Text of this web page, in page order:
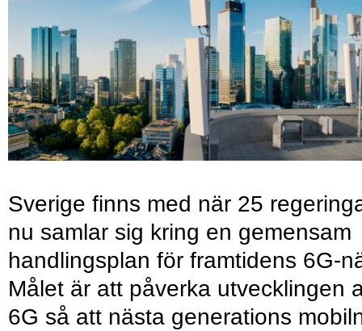
Sverige finns med när 25
nu samlar sig kring en gemensam
handlingsplan för framtidens 6G-
Målet är att påverka utvecklingen
6G så att nästa generations